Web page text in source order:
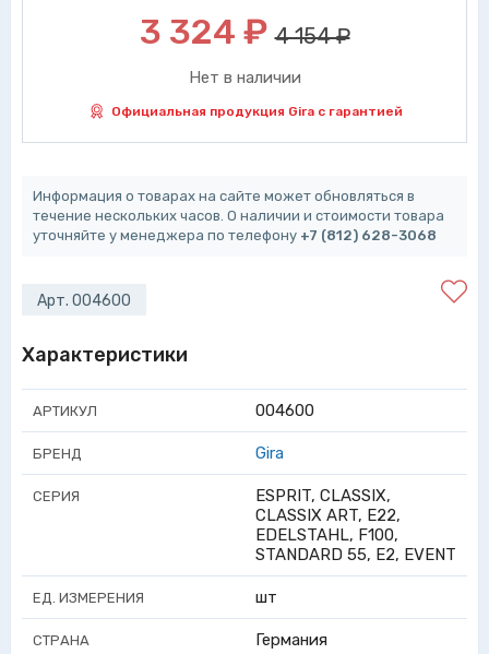
3 324 ₽ 4 154 ₽
Нет в наличии
Официальная продукция Gira с гарантией
Информация о товарах на сайте может обновляться в
течение нескольких часов. О наличии и стоимости товара
уточняйте у менеджера по телефону +7 (812) 628-3068
Арт. 004600
Характеристики
АРТИКУЛ 004600
БРЕНД Gira
СЕРИЯ
ESPRIT, CLASSIX,
CLASSIX ART, E22,
EDELSTAHL, F100,
STANDARD 55, E2, EVENT
ЕД. ИЗМЕРЕНИЯ шт
СТРАНА Германия